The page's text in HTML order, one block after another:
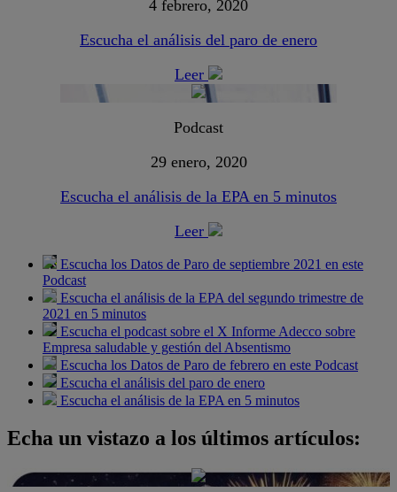
4 febrero, 2020
Escucha el análisis del paro de enero
Leer
Podcast
29 enero, 2020
Escucha el análisis de la EPA en 5 minutos
Leer
Escucha los Datos de Paro de septiembre 2021 en este
Podcast
Escucha el análisis de la EPA del segundo trimestre de
2021 en 5 minutos
Escucha el podcast sobre el X Informe Adecco sobre
Empresa saludable y gestión del Absentismo
Escucha los Datos de Paro de febrero en este Podcast
Escucha el análisis del paro de enero
Escucha el análisis de la EPA en 5 minutos
Echa un vistazo a los últimos artículos: